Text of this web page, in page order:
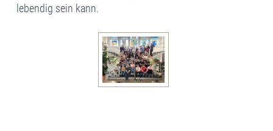
lebendig sein kann.